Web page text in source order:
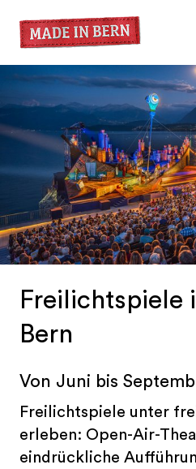
Freilichtspiele
Bern
Von Juni bis
Freilichtspiele unter
erleben: Open-Air-
eindrückliche